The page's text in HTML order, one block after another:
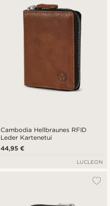
Cambodia Hellbraunes RFID
Leder Kartenetui
44,95 €
LUCLEON